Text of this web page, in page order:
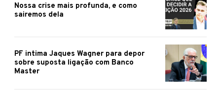
Nossa crise mais profunda, e como
sairemos dela
PF intima Jaques Wagner para depor
sobre suposta ligação com Banco
Master